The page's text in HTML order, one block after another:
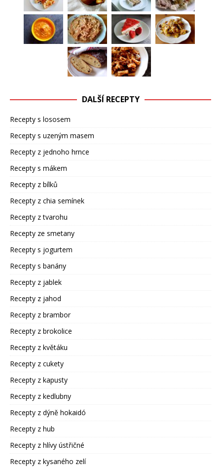
DALŠÍ RECEPTY
Recepty s lososem
Recepty s uzeným masem
Recepty z jednoho hrnce
Recepty s mákem
Recepty z bílků
Recepty z chia semínek
Recepty z tvarohu
Recepty ze smetany
Recepty s jogurtem
Recepty s banány
Recepty z jablek
Recepty z jahod
Recepty z brambor
Recepty z brokolice
Recepty z květáku
Recepty z cukety
Recepty z kapusty
Recepty z kedlubny
Recepty z dýně hokaidó
Recepty z hub
Recepty z hlívy ústřičné
Recepty z kysaného zelí